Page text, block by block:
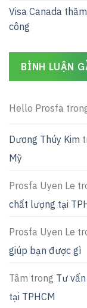
Visa Canada
công
BÌNH LUẬN
Hello Prosfa
Dương Thúy Kim
Mỹ
Prosfa Uyen Le
chất lượng tại
Prosfa Uyen Le
giúp bạn được gì
Tâm trong Tư
tại TPHCM